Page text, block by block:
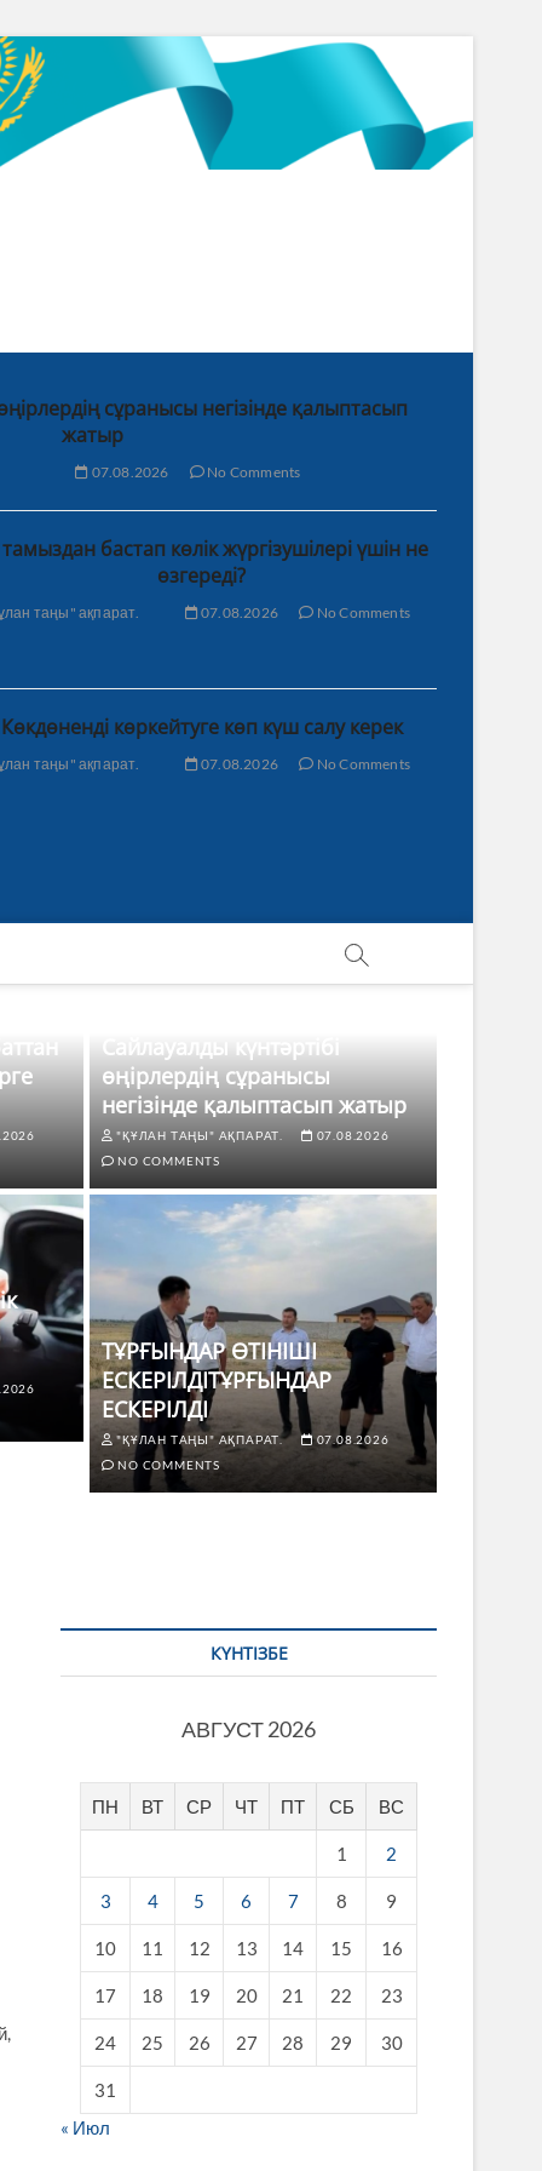
сұранысы негізінде қалыптасып
жатыр
07.08.2026 No Comments
бастап көлік жүргізушілері үшін не
өзгереді?
таңы" ақпарат. 07.08.2026 No Comments
Көкдөненді көркейтуге көп күш салу керек
таңы" ақпарат. 07.08.2026 No Comments
жүргізушілері үшін не
NO COMMENTS
Сайлауалды күнтәртібі
өңірлердің сұранысы
негізінде қалыптасып жатыр
"ҚҰЛАН ТАҢЫ" АҚПАРАТ.
07.08.2026
NO COMMENTS
ТҰРҒЫНДАР ӨТІНІШІ
ЕСКЕРІЛДІТҰРҒЫНДАР
ЕСКЕРІЛДІ
"ҚҰЛАН ТАҢЫ" АҚПАРАТ.
07.08.2026
NO COMMENTS
КҮНТІЗБЕ
АВГУСТ 2026
ПН ВТ СР ЧТ ПТ СБ ВС
1 2
3 4 5 6 7 8 9
10 11 12 13 14 15 16
17 18 19 20 21 22 23
24 25 26 27 28 29 30
31
« Июл